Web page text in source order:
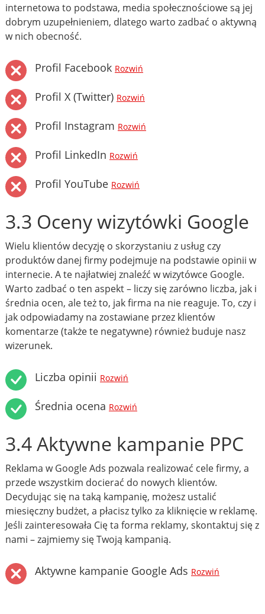
internetowa to podstawa, media społecznościowe są jej
dobrym uzupełnieniem, dlatego warto zadbać o aktywną
w nich obecność.
Profil Facebook Rozwiń
Profil X (Twitter) Rozwiń
Profil Instagram Rozwiń
Profil LinkedIn Rozwiń
Profil YouTube Rozwiń
3.3 Oceny wizytówki Google
Wielu klientów decyzję o skorzystaniu z usług czy
produktów danej firmy podejmuje na podstawie opinii w
internecie. A te najłatwiej znaleźć w wizytówce Google.
Warto zadbać o ten aspekt – liczy się zarówno liczba, jak i
średnia ocen, ale też to, jak firma na nie reaguje. To, czy i
jak odpowiadamy na zostawiane przez klientów
komentarze (także te negatywne) również buduje nasz
wizerunek.
Liczba opinii Rozwiń
Średnia ocena Rozwiń
3.4 Aktywne kampanie PPC
Reklama w Google Ads pozwala realizować cele firmy, a
przede wszystkim docierać do nowych klientów.
Decydując się na taką kampanię, możesz ustalić
miesięczny budżet, a płacisz tylko za kliknięcie w reklamę.
Jeśli zainteresowała Cię ta forma reklamy, skontaktuj się z
nami – zajmiemy się Twoją kampanią.
Aktywne kampanie Google Ads Rozwiń